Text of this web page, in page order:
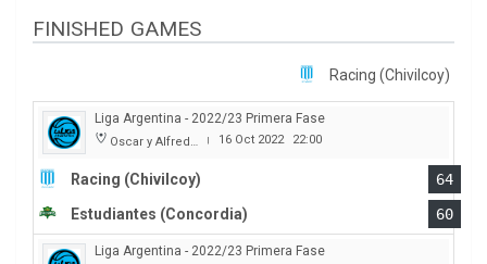
FINISHED GAMES
Racing (Chivilcoy)
Liga Argentina - 2022/23 Primera Fase
Oscar y Alfredo Barca | 16 Oct 2022 22:00
Racing (Chivilcoy)
64
Estudiantes (Concordia)
60
Liga Argentina - 2022/23 Primera Fase